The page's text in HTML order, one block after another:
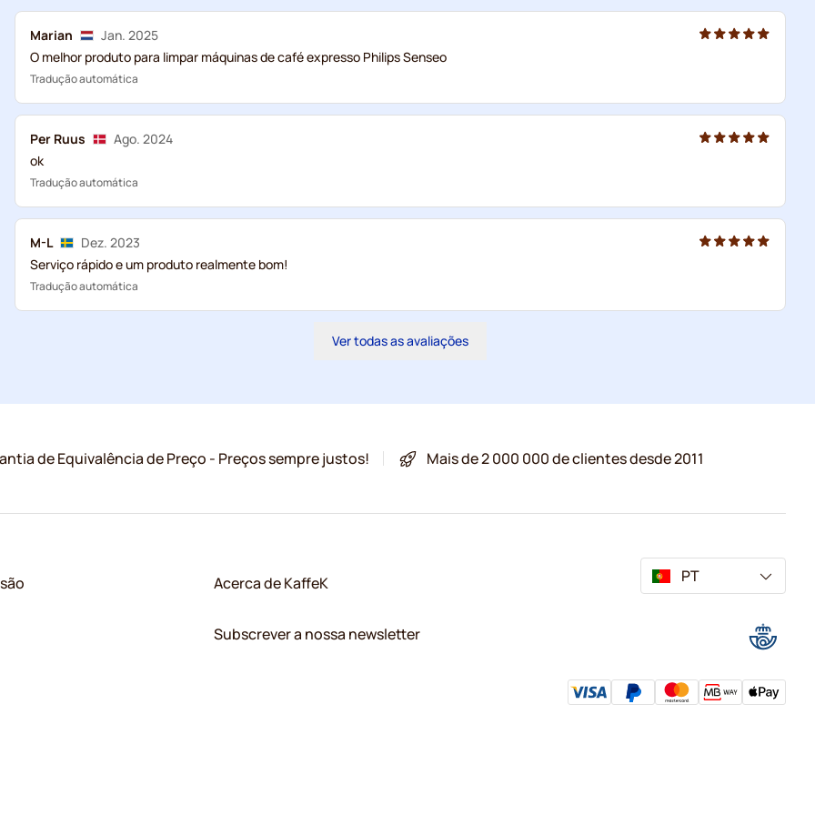
Marian
Jan. 2025
O melhor produto para limpar máquinas de café expresso Philips Senseo
Tradução automática
Per Ruus
Ago. 2024
ok
Tradução automática
M-L
Dez. 2023
Serviço rápido e um produto realmente bom!
Tradução automática
Ver todas as avaliações
de Equivalência de Preço - Preços sempre justos! Mais de 2 000 000 de clientes desde 2011
Acerca de KaffeK
Subscrever a nossa newsletter
PT